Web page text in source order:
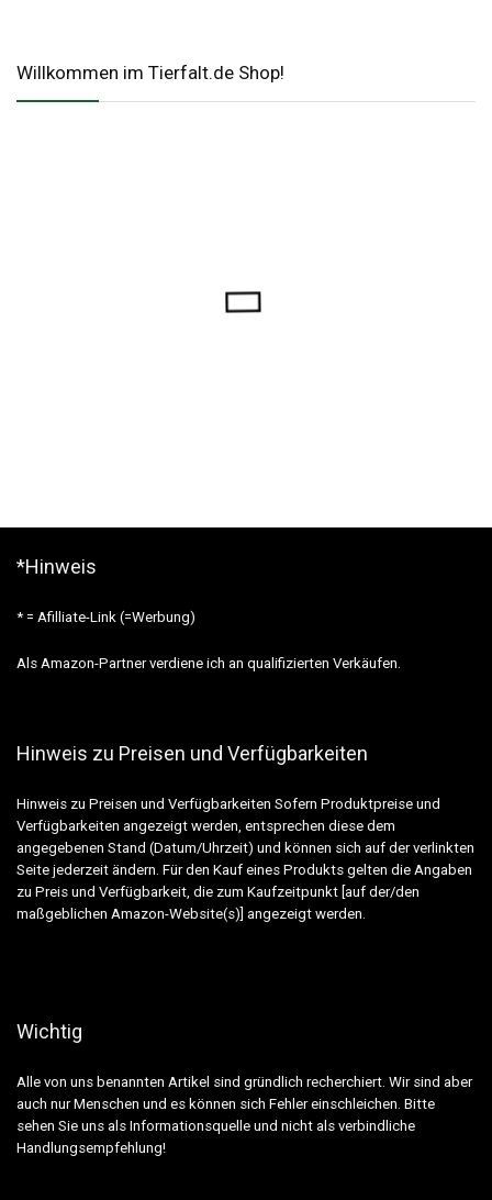
Willkommen im Tierfalt.de Shop!
*Hinweis
* = Afilliate-Link (=Werbung)
Als Amazon-Partner verdiene ich an qualifizierten Verkäufen.
Hinweis zu Preisen und Verfügbarkeiten
Hinweis zu Preisen und Verfügbarkeiten Sofern Produktpreise und
Verfügbarkeiten angezeigt werden, entsprechen diese dem
angegebenen Stand (Datum/Uhrzeit) und können sich auf der verlinkten
Seite jederzeit ändern. Für den Kauf eines Produkts gelten die Angaben
zu Preis und Verfügbarkeit, die zum Kaufzeitpunkt [auf der/den
maßgeblichen Amazon-Website(s)] angezeigt werden.
Wichtig
Alle von uns benannten Artikel sind gründlich recherchiert. Wir sind aber
auch nur Menschen und es können sich Fehler einschleichen. Bitte
sehen Sie uns als Informationsquelle und nicht als verbindliche
Handlungsempfehlung!